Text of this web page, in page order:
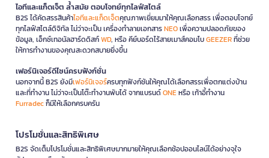
ไอทีและแก็ดเจ็ต ล้ำสมัย ตอบโจทย์ทุกไลฟ์สไตล์
B2S ได้คัดสรรสินค้าไอทีและแก็ดเจ็ตคุณภาพเยี่ยมมาให้คุณเลือกสรร เพื่อตอบโจทย์
ทุกไลฟ์สไตล์ดิจิทัล ไม่ว่าจะเป็น เครื่องทำลายเอกสารNEOเพื่อความปลอดภัยของ
ข้อมูล, เอ็กซ์เทอนัลฮาร์ดดิสก์WD, หรือ คีย์บอร์ดไร้สายเมาส์คอมโบGEEZERที่ช่วย
ให้การทำงานของคุณสะดวกสบายยิ่งขึ้น
เฟอร์นิเจอร์ดีไซน์ครบฟังก์ชั่น
นอกจากนี้ B2S ยังมีเฟอร์นิเจอร์ครบทุกฟังก์ชันให้คุณได้เลือกสรรเพื่อตกแต่งบ้าน
และที่ทำงาน ไม่ว่าจะเป็นโต๊ะทำงานพับได้ จากแบรนด์ONEหรือ เก้าอี้ทำงาน
Furradecก็มีให้เลือกครบครัน
โปรโมชั่นและสิทธิพิเศษ
B2S จัดเต็มโปรโมชั่นและสิทธิพิเศษมากมายให้คุณเลือกช้อปออนไลน์ได้อย่างจุใจ